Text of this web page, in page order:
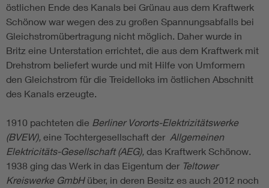
östlichen Ende des Kanals bei Grünau aus dem Kraftwerk
Schönow war wegen des zu großen Spannungsabfalls bei
Gleichstromübertragung nicht möglich. Daher wurde in
Britz eine Unterstation errichtet, die aus dem Kraftwerk mit
Drehstrom beliefert wurde und mit Hilfe von Umformern
den Gleichstrom für die Treidelloks im östlichen Abschnitt
des Kanals erzeugte.
1910 pachteten die Berliner Vororts-Elektrizitätswerke
(BVEW), eine Tochtergesellschaft der Allgemeinen
Elektricitäts-Gesellschaft (AEG), das Kraftwerk Schönow.
1938 ging das Werk in das Eigentum der Teltower
Kreiswerke GmbHüber, in deren Besitz es auch 2012 noch